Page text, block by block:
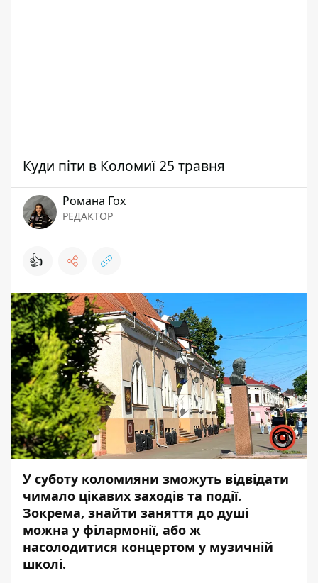
Куди піти в Коломиї 25 травня
Романа Гох
РЕДАКТОР
👍
У суботу коломияни зможуть відвідати
чимало цікавих заходів та події.
Зокрема, знайти заняття до душі
можна у філармонії, або ж
насолодитися концертом у музичній
школі.